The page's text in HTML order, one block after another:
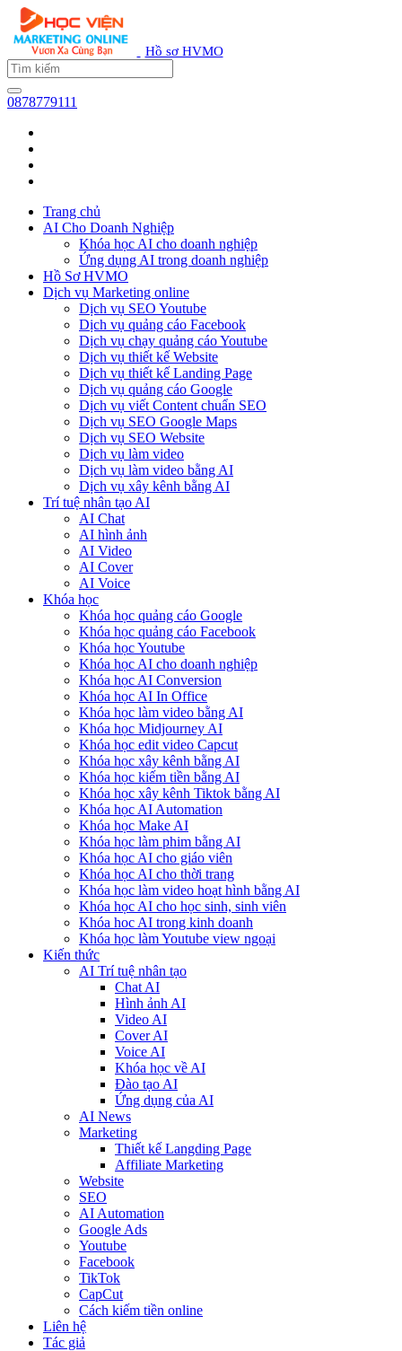
Hồ sơ HVMO
0878779111
Trang chủ
AI Cho Doanh Nghiệp
Khóa học AI cho doanh nghiệp
Ứng dụng AI trong doanh nghiệp
Hồ Sơ HVMO
Dịch vụ Marketing online
Dịch vụ SEO Youtube
Dịch vụ quảng cáo Facebook
Dịch vụ chạy quảng cáo Youtube
Dịch vụ thiết kế Website
Dịch vụ thiết kế Landing Page
Dịch vụ quảng cáo Google
Dịch vụ viết Content chuẩn SEO
Dịch vụ SEO Google Maps
Dịch vụ SEO Website
Dịch vụ làm video
Dịch vụ làm video bằng AI
Dịch vụ xây kênh bằng AI
Trí tuệ nhân tạo AI
AI Chat
AI hình ảnh
AI Video
AI Cover
AI Voice
Khóa học
Khóa học quảng cáo Google
Khóa học quảng cáo Facebook
Khóa học Youtube
Khóa học AI cho doanh nghiệp
Khóa học AI Conversion
Khóa học AI In Office
Khóa học làm video bằng AI
Khóa học Midjourney AI
Khóa học edit video Capcut
Khóa học xây kênh bằng AI
Khóa học kiếm tiền bằng AI
Khóa học xây kênh Tiktok bằng AI
Khóa học AI Automation
Khóa học Make AI
Khóa học làm phim bằng AI
Khóa học AI cho giáo viên
Khóa học AI cho thời trang
Khóa học làm video hoạt hình bằng AI
Khóa học AI cho học sinh, sinh viên
Khóa hoc AI trong kinh doanh
Khóa học làm Youtube view ngoại
Kiến thức
AI Trí tuệ nhân tạo
Chat AI
Hình ảnh AI
Video AI
Cover AI
Voice AI
Khóa học về AI
Đào tạo AI
Ứng dụng của AI
AI News
Marketing
Thiết kế Langding Page
Affiliate Marketing
Website
SEO
AI Automation
Google Ads
Youtube
Facebook
TikTok
CapCut
Cách kiếm tiền online
Liên hệ
Tác giả